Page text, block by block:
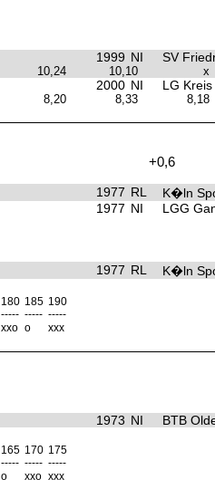
1999 NI SV
10,24 10,10 x
2000 NI LG
8,20 8,33 8,18
+0,6
1977 RL
K�ln
1977 NI LGG
1977 RL K�ln
180 185 190
----- ----- -----
xxo o xxx
1973 NI BTB
165 170 175
----- ----- -----
o xxo xxx